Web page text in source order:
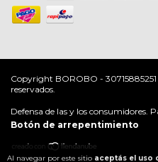
Al navegar por este sitio aceptás el uso
Copyright BOROBO - 30715885251
reservados.
Defensa de las y los consumidores.
Botón de arrepentimiento